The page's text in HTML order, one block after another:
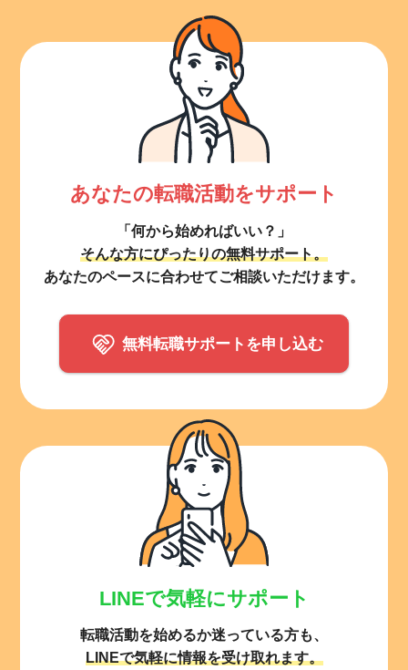
あなたの転職活動をサポート
「何から始めればいい？」
そんな方にぴったりの無料サポート。
あなたのペースに合わせてご相談いただけます。
無料転職サポートを申し込む
LINEで気軽にサポート
転職活動を始めるか迷っている方も、
LINEで気軽に情報を受け取れます。